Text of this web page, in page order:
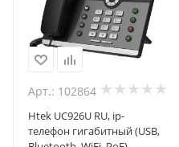
Арт.: 102864
Htek UC926U RU, ip-
телефон гигабитный (USB,